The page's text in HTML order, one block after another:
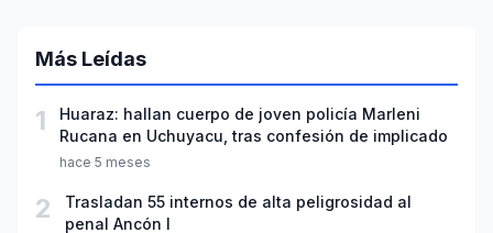
Más Leídas
1
Huaraz: hallan cuerpo de joven policía Marleni
Rucana en Uchuyacu, tras confesión de implicado
hace 5 meses
2
Trasladan 55 internos de alta peligrosidad al
penal Ancón I